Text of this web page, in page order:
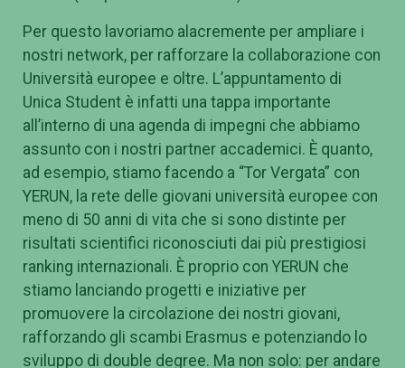
capacità nei prossimi 15 anni. Contro qualsiasi
“muro” (del pensiero e del fare).
Per questo lavoriamo alacremente per ampliare i
nostri network, per rafforzare la collaborazione con
Università europee e oltre. L’appuntamento di
Unica Student è infatti una tappa importante
all’interno di una agenda di impegni che abbiamo
assunto con i nostri partner accademici. È quanto,
ad esempio, stiamo facendo a “Tor Vergata” con
YERUN, la rete delle giovani università europee con
meno di 50 anni di vita che si sono distinte per
risultati scientifici riconosciuti dai più prestigiosi
ranking internazionali. È proprio con YERUN che
stiamo lanciando progetti e iniziative per